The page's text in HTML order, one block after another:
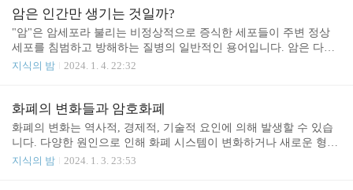
며,..
인 위협과 공격으로부터 자유롭게, 안전하게 살 수 있도록 보호합니
다. 국가에 군대가 없다면 어떻게 될까? 국가에 군대가 없다면 여러
가지 리스크와 문제가 발생할 수 있습니다. 군대는 국가의 안전을 보
면 국가에 군대가 없을 때 발생할 수 있는 일부 문제와 리스크가 무
암은 인간만 생기는 것일까?
"암"은 암세포라 불리는 비정상적으로 증식한 세포들이 주변 정상
세포를 침범하고 방해하는 질병의 일반적인 용어입니다. 암은 다양
한 조직과 기관에서 발생할 수 있으며, 각각의 유형은 발생 위치와
인간에게만 나타나는 질병일까요? 인간에게서 암이 발생하는 이유
는? 암은 세포의 정상적인 조절 메커니즘이 손상되어 세포들이 무제
한으로 증식하는 것에서 비롯됩니다. 이러한 세포는 종양이라고 불
만, 악성 종양은 주변 조직을 침범하여 다른 부위로 확산할 수 있습
지식의 밤 2024. 1. 4. 22:32
화폐의 변화들과 암호화폐
화폐의 변화는 역사적, 경제적, 기술적 요인에 의해 발생할 수 있습
니다. 다양한 원인으로 인해 화폐 시스템이 변화하거나 새로운 형태
의 화폐가 도입될 수 있습니다. 그렇다면 화폐는 어떠한 모습들로 변
지식의 밤 2024. 1. 3. 23:53